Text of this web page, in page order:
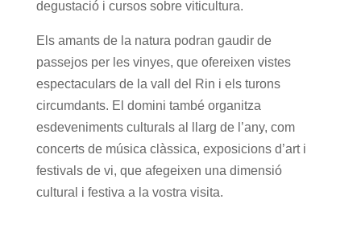
degustació i cursos sobre viticultura.
Els amants de la natura podran gaudir de
passejos per les vinyes, que ofereixen vistes
espectaculars de la vall del Rin i els turons
circumdants. El domini també organitza
esdeveniments culturals al llarg de l’any, com
concerts de música clàssica, exposicions d’art i
festivals de vi, que afegeixen una dimensió
cultural i festiva a la vostra visita.